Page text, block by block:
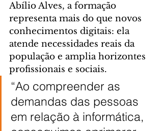
Abílio Alves, a formação
representa mais do que novos
conhecimentos digitais: ela
atende necessidades reais da
população e amplia horizontes
profissionais e sociais.
“Ao compreender as
demandas das pessoas
em relação à informática,